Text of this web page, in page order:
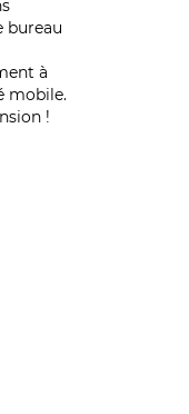
bureau
à
mobile.
!